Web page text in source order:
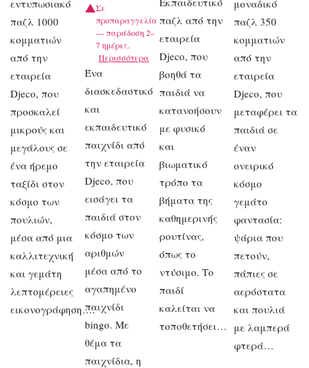
εντυπωσιακό
παζλ 1000
κομματιών
από την
εταιρεία
Djeco, που
προσκαλεί
μικρούς και
μεγάλους σε
ένα ήρεμο
ταξίδι στον
κόσμο των
πουλιών,
μέσα από μια
καλλιτεχνική
και γεμάτη
λεπτομέρειες
εικονογράφηση….
Σε
προπαραγγελία
— παράδοση 2–
7 ημέρες.
Περισσότερα
Ένα
διασκεδαστικό
και
εκπαιδευτικό
παιχνίδι από
την εταιρεία
Djeco, που
εισάγει τα
παιδιά στον
κόσμο των
αριθμών
μέσα από το
αγαπημένο
παιχνίδι
bingo. Με
θέμα τα
παιχνίδια, η
παζλ από την
εταιρεία
Djeco, που
βοηθά τα
παιδιά να
κατανοήσουν
με φυσικό
και
βιωματικό
τρόπο τα
βήματα της
καθημερινής
ρουτίνας,
όπως το
ντύσιμο. Το
παιδί
καλείται να
τοποθετήσει…
μοναδικό
παζλ 350
κομματιών
από την
εταιρεία
Djeco, που
μεταφέρει τα
παιδιά σε
έναν
ονειρικό
κόσμο
γεμάτο
φαντασία:
ψάρια που
πετούν,
πάπιες σε
αερόστατα
και πουλιά
με λαμπερά
φτερά…